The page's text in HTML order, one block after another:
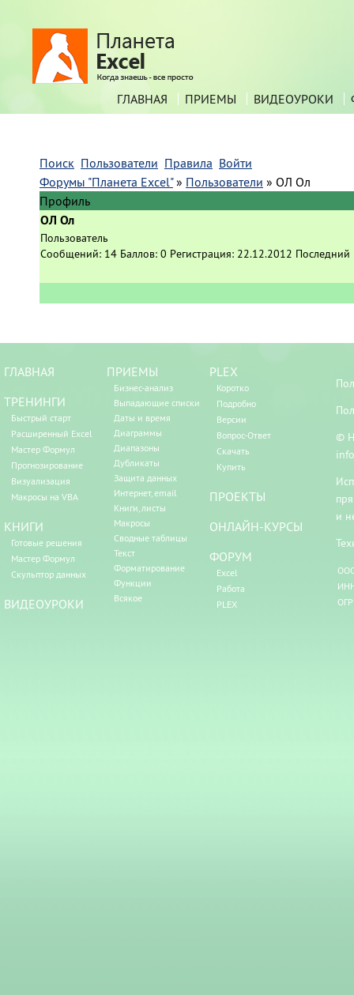
ГЛАВНАЯ ПРИЕМЫ ВИДЕОУРОКИ
Поиск Пользователи Правила Войти
Форумы "Планета Excel" » Пользователи » ОЛ Ол
Профиль
ОЛ Ол
Пользователь
Сообщений: 14 Баллов: 0 Регистрация: 22.12.2012 Последний
ГЛАВНАЯ
ТРЕНИНГИ
Быстрый старт
Расширенный Excel
Мастер Формул
Прогнозирование
Визуализация
Макросы на VBA
КНИГИ
Готовые решения
Мастер Формул
Скульптор данных
ВИДЕОУРОКИ
ПРИЕМЫ
Бизнес-анализ
Выпадающие списки
Даты и время
Диаграммы
Диапазоны
Дубликаты
Защита данных
Интернет, email
Книги, листы
Макросы
Сводные таблицы
Текст
Форматирование
Функции
Всякое
PLEX
Коротко
Подробно
Версии
Вопрос-Ответ
Скачать
Купить
ПРОЕКТЫ
ОНЛАЙН-КУРСЫ
ФОРУМ
Excel
Работа
PLEX
©
и